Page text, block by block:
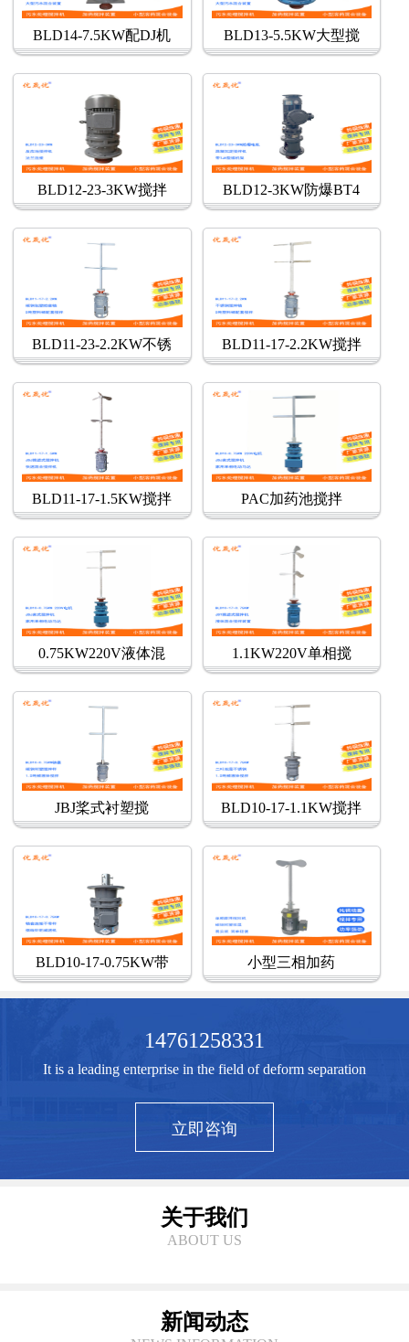
BLD14-7.5KW配DJ机 BLD13-5.5KW大型搅
BLD12-23-3KW搅拌 BLD12-3KW防爆BT4
BLD11-23-2.2KW不锈 BLD11-17-2.2KW搅拌
BLD11-17-1.5KW搅拌 PAC加药池搅拌
0.75KW220V液体混 1.1KW220V单相搅
JBJ桨式衬塑搅 BLD10-17-1.1KW搅拌
BLD10-17-0.75KW带 小型三相加药
14761258331
It is a leading enterprise in the field of deform separation
立即咨询
关于我们
ABOUT US
新闻动态